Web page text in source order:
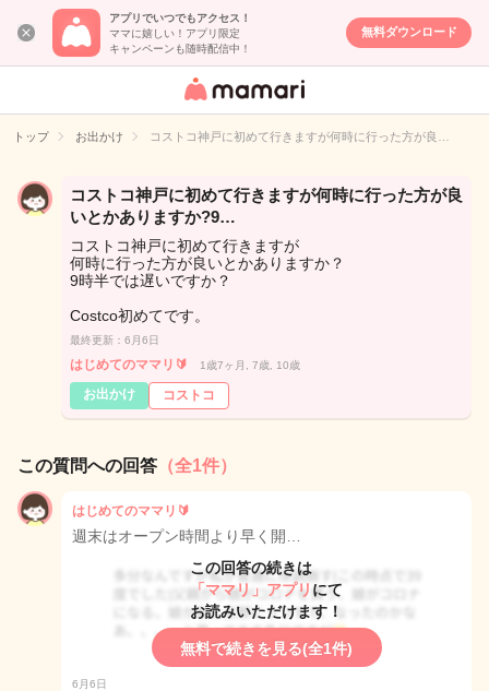
アプリでいつでもアクセス！
ママに嬉しい！アプリ限定
キャンペーンも随時配信中！
無料ダウンロード
女性専用匿名QA
イト
トップ お出かけ コストコ神戸に初めて行きますが何時に行った方が良…
コストコ神戸に初めて行きますが何時に行った方が良
いとかありますか?9…
コストコ神戸に初めて行きますが
何時に行った方が良いとかありますか？
9時半では遅いですか？
Costco初めてです。
最終更新：6月6日
はじめてのママリ🔰 1歳7ヶ月, 7歳, 10歳
お出かけ コストコ
この質問への回答 （全1件）
はじめてのママリ🔰
週末はオープン時間より早く開…
この回答の続きは
「ママリ」アプリ にて
お読みいただけます！
無料で続きを見る(全1件)
6月6日